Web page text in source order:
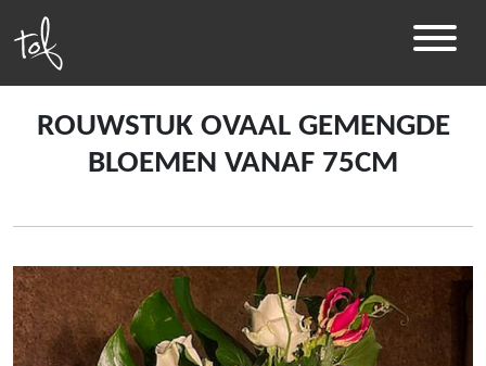
ROUWSTUK OVAAL GEMENGDE
BLOEMEN VANAF 75CM